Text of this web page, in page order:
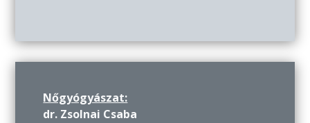
Nőgyógyászat:
dr. Zsolnai Csaba